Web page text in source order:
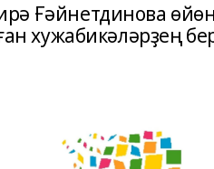
Ғәйнетдинова
хужабикәләрҙең